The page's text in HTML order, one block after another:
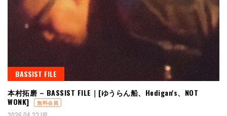
BASSIST FILE
本村拓磨 – BASSIST FILE｜[ゆうらん船、Hedigan's、NOT
WONK]
無料会員